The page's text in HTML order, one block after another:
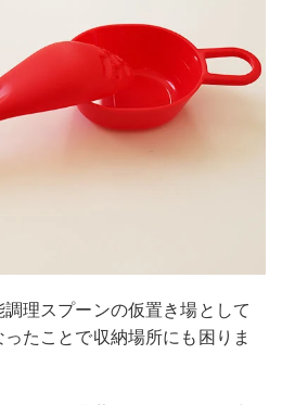
理スプーンの仮置き場として
たことで収納場所にも困りま